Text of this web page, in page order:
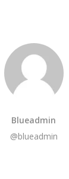
Blueadmin
@blueadmin